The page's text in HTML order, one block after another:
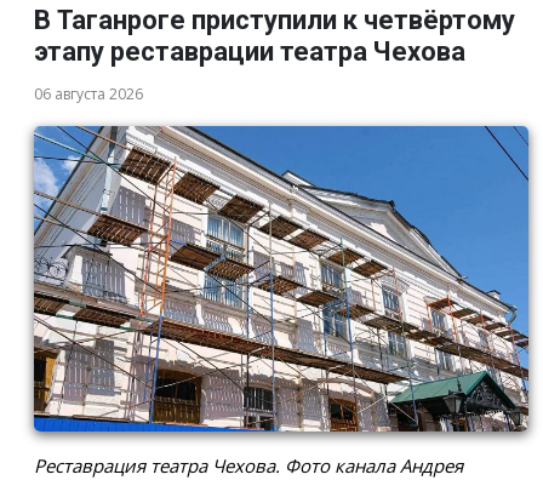
В Таганроге приступили к четвёртому
этапу реставрации театра Чехова
06 августа 2026
Реставрация театра Чехова. Фото канала Андрея